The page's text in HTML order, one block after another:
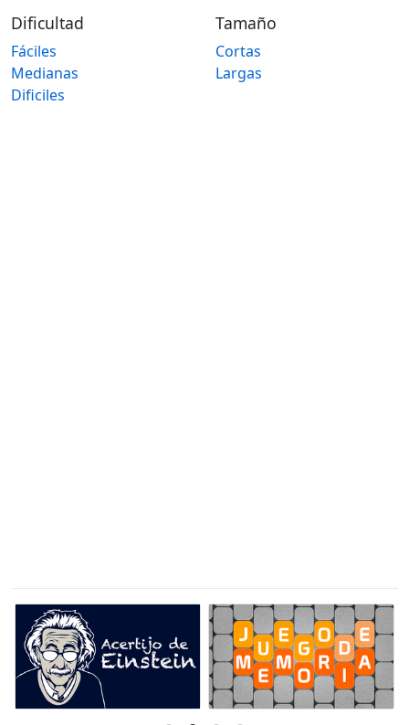
Dificultad
Fáciles
Medianas
Dificiles
Tamaño
Cortas
Largas